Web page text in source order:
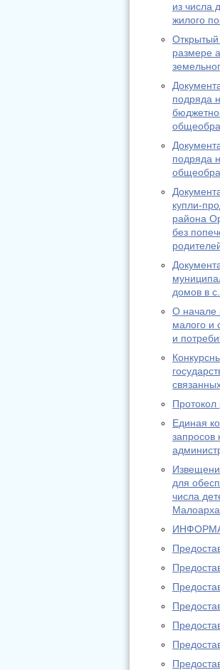
из числа
жилого
Открытый
размере
подряда
подряда
купли-
района
без
домов в
О начале
малого и
и
Протокол
Единая
запросов
для
числа